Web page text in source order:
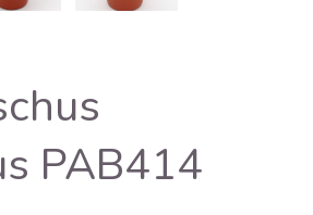
PAB414